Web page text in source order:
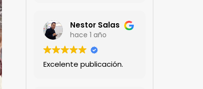
técnicas. Gracias por
mantenernos al día.mil
GRACIAS
Nestor Salas
hace 1 año
Excelente publicación.